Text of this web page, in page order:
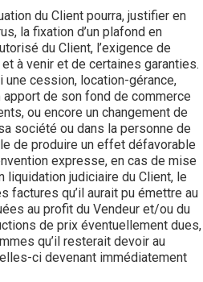
du Client pourra, justifier en
la fixation d’un plafond en
du Client, l’exigence de
à venir et de certaines garanties.
cession, location-gérance,
de son fond de commerce
ou encore un changement de
société ou dans la personne de
de produire un effet défavorable
expresse, en cas de mise
liquidation judiciaire du Client, le
factures qu’il aurait pu émettre au
au profit du Vendeur et/ou du
de prix éventuellement dues,
qu’il resterait devoir au
ci devenant immédiatement